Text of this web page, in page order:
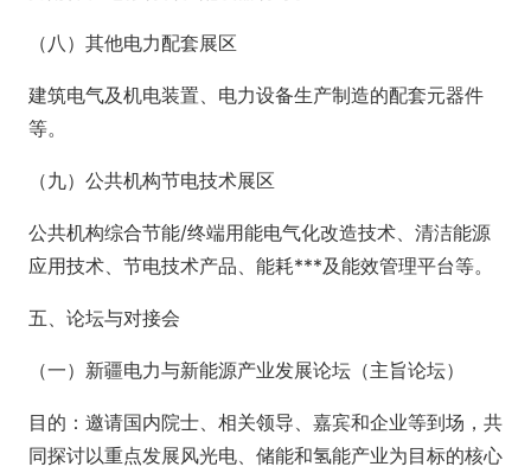
（八）其他电力配套展区
建筑电气及机电装置、电力设备生产制造的配套元器件
等。
（九）公共机构节电技术展区
公共机构综合节能/终端用能电气化改造技术、清洁能源
应用技术、节电技术产品、能耗***及能效管理平台等。
五、论坛与对接会
（一）新疆电力与新能源产业发展论坛（主旨论坛）
目的：邀请国内院士、相关领导、嘉宾和企业等到场，共
同探讨以重点发展风光电、储能和氢能产业为目标的核心